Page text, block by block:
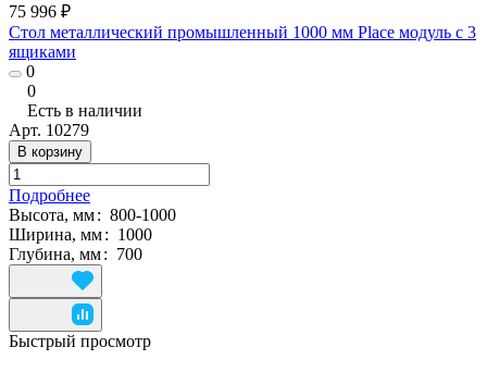
75 996 ₽
Стол металлический промышленный 1000 мм Place модуль с 3
ящиками
0
0
Есть в наличии
Арт. 10279
В корзину
Подробнее
Высота, мм: 800-1000
Ширина, мм: 1000
Глубина, мм: 700
Быстрый просмотр